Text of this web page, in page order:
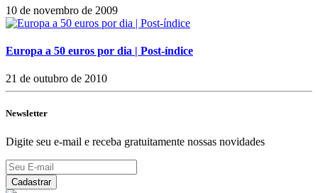
10 de novembro de 2009
Europa a 50 euros por dia | Post-índice
21 de outubro de 2010
Newsletter
Digite seu e-mail e receba gratuitamente nossas novidades